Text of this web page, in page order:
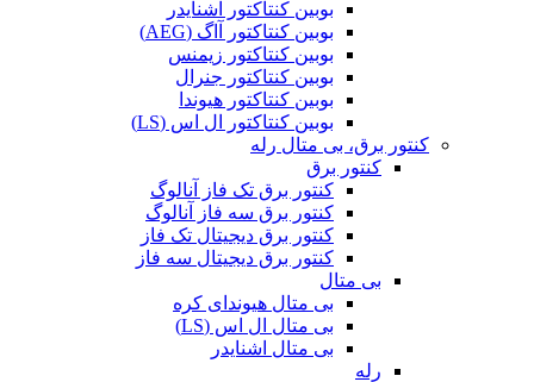
بوبین کنتاکتور اشنایدر
بوبین کنتاکتور آاگ (AEG)
بوبین کنتاکتور زیمنس
بوبین کنتاکتور جنرال
بوبین کنتاکتور هیوندا
بوبین کنتاکتور ال اس (LS)
کنتور برق، بی متال رله
کنتور برق
کنتور برق تک فاز آنالوگ
کنتور برق سه فاز آنالوگ
کنتور برق دیجیتال تک فاز
کنتور برق دیجیتال سه فاز
بی متال
بی متال هیوندای کره
بی متال ال اس (LS)
بی متال اشنایدر
رله